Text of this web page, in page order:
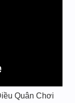
Quân Chơi